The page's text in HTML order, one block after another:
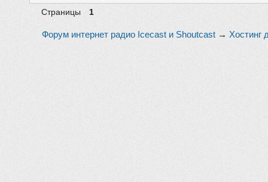
Страницы 1
Форум интернет радио Icecast и Shoutcast → Хостинг